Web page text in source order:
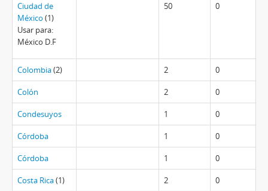
Ciudad de
México (1)
Usar para:
México D.F
50 0
Colombia(2) 2 0
Colón 2 0
Condesuyos 1 0
Córdoba 1 0
Córdoba 1 0
Costa Rica(1) 2 0